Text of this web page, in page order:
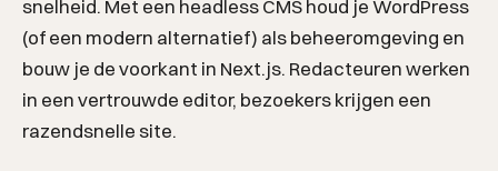
snelheid. Met een headless CMS houd je WordPress
(of een modern alternatief) als beheeromgeving en
bouw je de voorkant in Next.js. Redacteuren werken
in een vertrouwde editor, bezoekers krijgen een
razendsnelle site.